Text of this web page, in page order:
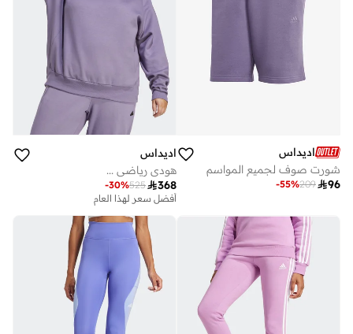
اديداس
شورت صوف لجميع المواسم
96
209
-55%
اديداس
هودي رياضي ...
368
525
-30%
أفضل سعر لهذا العام
توصيل مجاني
أفضل سعر لهذا العام
توصيل مجاني